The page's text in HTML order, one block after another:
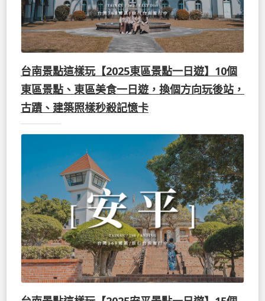
台南景點這樣玩【2025東區景點一日遊】10個
東區景點、東區美食一日遊，換個方向玩後站，
古蹟、建築照樣秒殺記憶卡